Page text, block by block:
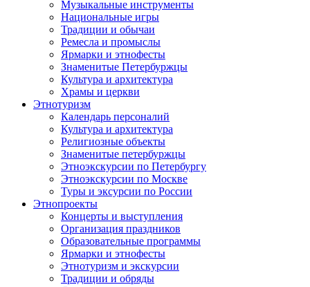
Музыкальные инструменты
Национальные игры
Традиции и обычаи
Ремесла и промыслы
Ярмарки и этнофесты
Знаменитые Петербуржцы
Культура и архитектура
Храмы и церкви
Этнотуризм
Календарь персоналий
Культура и архитектура
Религиозные объекты
Знаменитые петербуржцы
Этноэкскурсии по Петербургу
Этноэкскурсии по Москве
Туры и эксурсии по России
Этнопроекты
Концерты и выступления
Организация праздников
Образовательные программы
Ярмарки и этнофесты
Этнотуризм и экскурсии
Традиции и обряды